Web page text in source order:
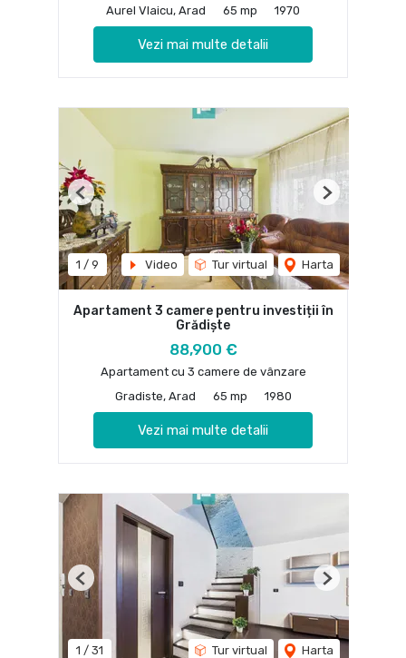
Aurel Vlaicu, Arad
65 mp 1970
Vezi mai multe detalii
1 / 9 Video Tur virtual Harta
Previous Next
Apartament 3 camere pentru investiții în
Grădiște
88,900 €
Apartament cu 3 camere de vânzare
Gradiste, Arad
65 mp 1980
Vezi mai multe detalii
1 / 31 Tur virtual Harta
Previous Next